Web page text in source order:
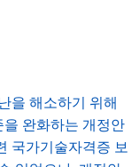
을 해소하기 위해
완화하는 개정안
국가기술자격증 보